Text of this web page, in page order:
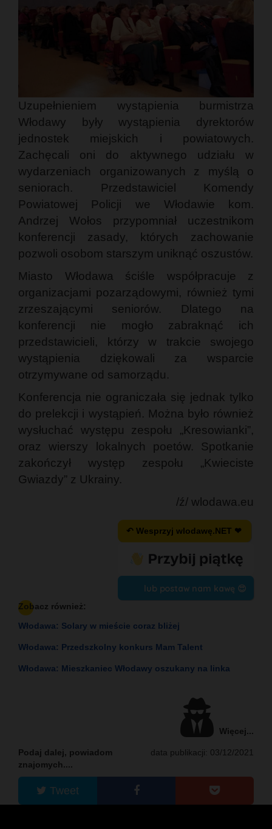
Uzupełnieniem wystąpienia burmistrza
Włodawy były wystąpienia dyrektorów
jednostek miejskich i powiatowych.
Zachęcali oni do aktywnego udziału w
wydarzeniach organizowanych z myślą o
seniorach. Przedstawiciel Komendy
Powiatowej Policji we Włodawie kom.
Andrzej Wołos przypomniał uczestnikom
konferencji zasady, których zachowanie
pozwoli osobom starszym uniknąć oszustów.
Miasto Włodawa ściśle współpracuje z
organizacjami pozarządowymi, również tymi
zrzeszającymi seniorów. Dlatego na
konferencji nie mogło zabraknąć ich
przedstawicieli, którzy w trakcie swojego
wystąpienia dziękowali za wsparcie
otrzymywane od samorządu.
Konferencja nie ograniczała się jednak tylko
do prelekcji i wystąpień. Można było również
wysłuchać występu zespołu „Kresowianki”,
oraz wierszy lokalnych poetów. Spotkanie
zakończył występ zespołu „Kwieciste
Gwiazdy” z Ukrainy.
/ź/ wlodawa.eu
↶ Wesprzyj wlodawę.NET ❤
lub postaw nam kawę 😍
Zobacz również:
Włodawa: Solary w mieście coraz bliżej
Włodawa: Przedszkolny konkurs Mam Talent
Włodawa: Mieszkaniec Włodawy oszukany na linka
Więcej...
data publikacji: 03/12/2021
Podaj dalej, powiadom
znajomych....
Tweet